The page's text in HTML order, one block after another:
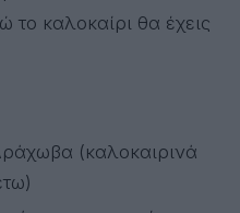
το καλοκαίρι θα έχεις
(καλοκαιρινά